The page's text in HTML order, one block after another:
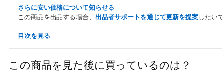
さらに安い価格について知らせる
この商品を出品する場合、 出品者サポートを通じて更新を提案したい
目次を見る
この商品を見た後に買っているのは？